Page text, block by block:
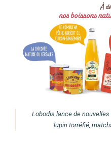
Lobodis lance de
lupin torréfié,